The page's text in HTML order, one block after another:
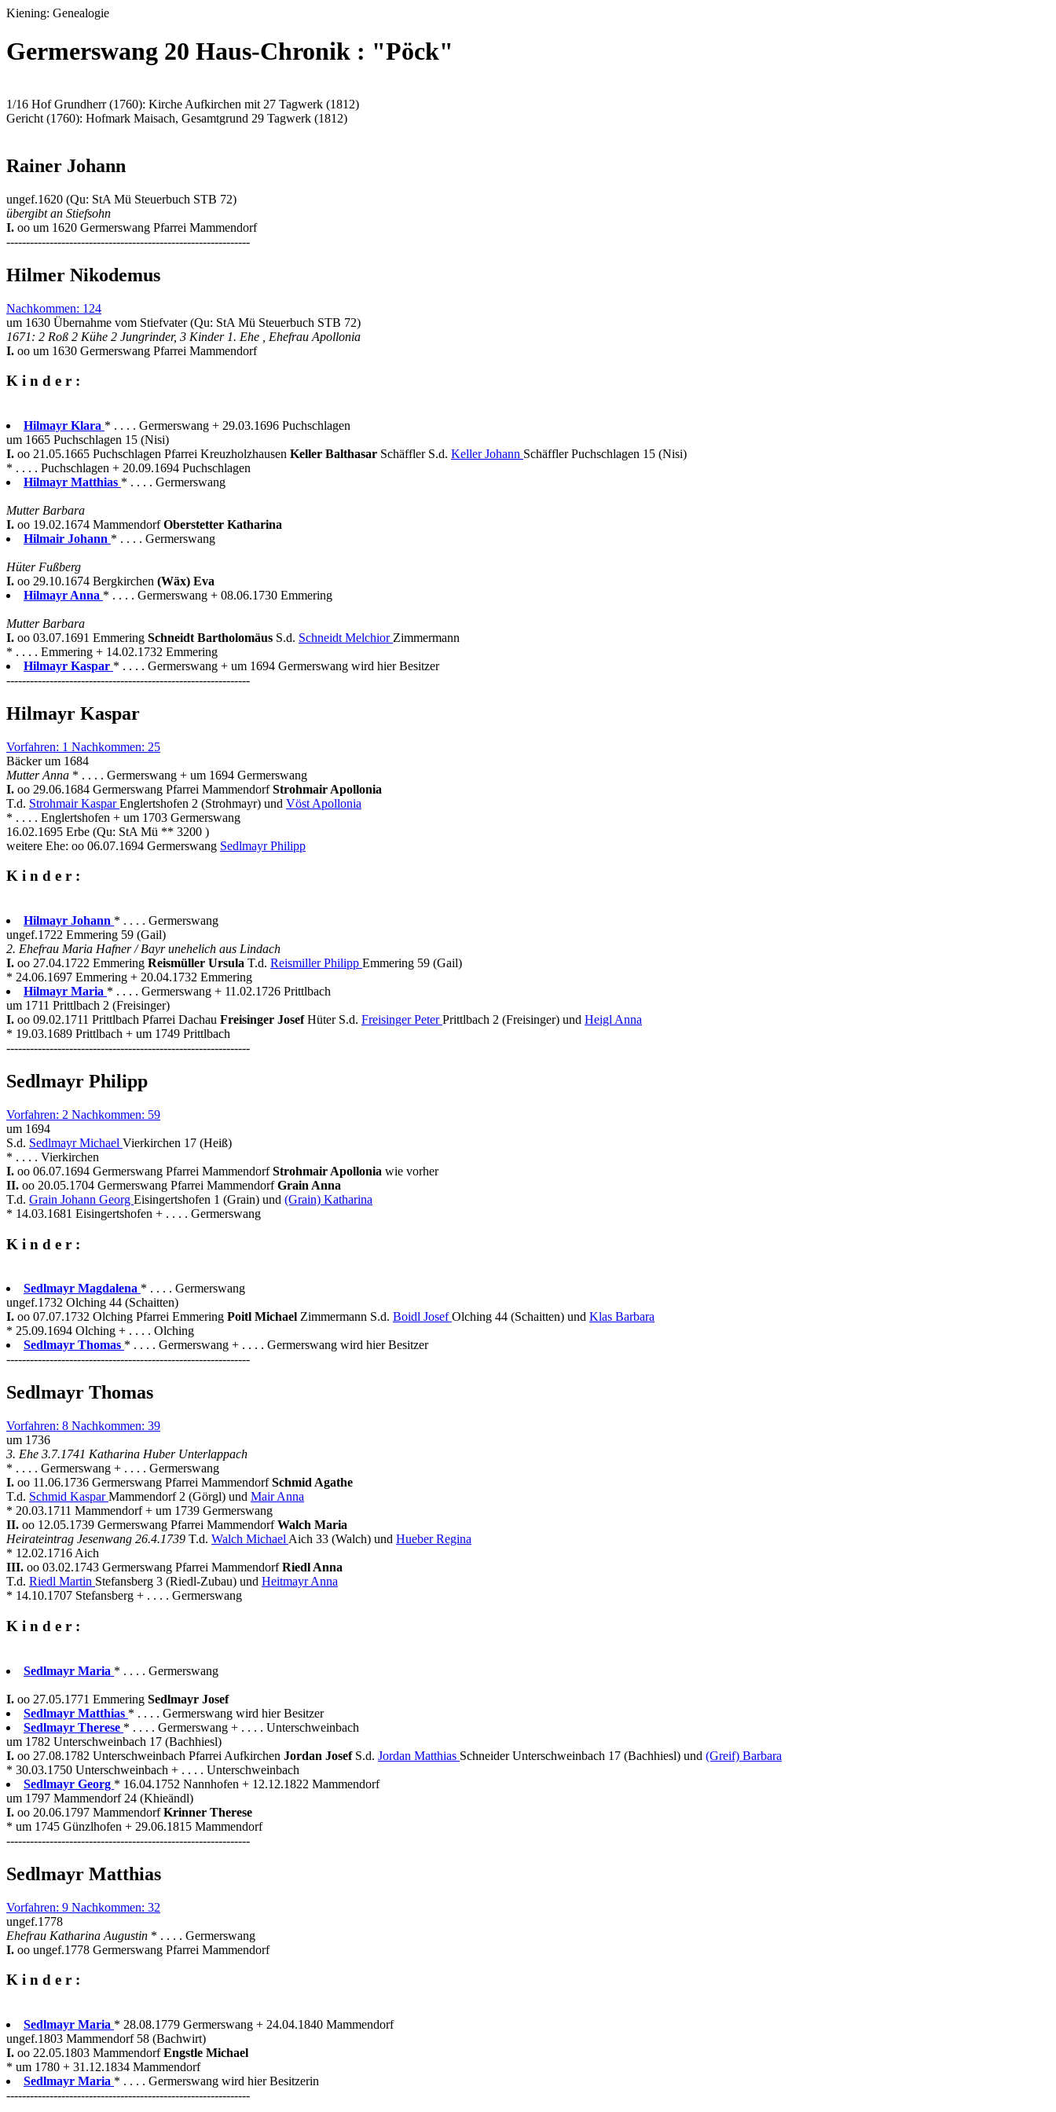
Kiening: Genealogie
Germerswang 20 Haus-Chronik : "Pöck"
1/16 Hof Grundherr (1760): Kirche Aufkirchen mit 27 Tagwerk (1812)
Gericht (1760): Hofmark Maisach, Gesamtgrund 29 Tagwerk (1812)
Rainer Johann
ungef.1620 (Qu: StA Mü Steuerbuch STB 72)
übergibt an Stiefsohn
I. oo um 1620 Germerswang Pfarrei Mammendorf
--------------------------------------------------------------
Hilmer Nikodemus
Nachkommen: 124
um 1630 Übernahme vom Stiefvater (Qu: StA Mü Steuerbuch STB 72)
1671: 2 Roß 2 Kühe 2 Jungrinder, 3 Kinder 1. Ehe , Ehefrau Apollonia
I. oo um 1630 Germerswang Pfarrei Mammendorf
K i n d e r :
Hilmayr Klara * . . . . Germerswang + 29.03.1696 Puchschlagen
um 1665 Puchschlagen 15 (Nisi)
I. oo 21.05.1665 Puchschlagen Pfarrei Kreuzholzhausen Keller Balthasar Schäffler S.d. Keller Johann Schäffler Puchschlagen 15 (Nisi)
* . . . . Puchschlagen + 20.09.1694 Puchschlagen
Hilmayr Matthias * . . . . Germerswang
Mutter Barbara
I. oo 19.02.1674 MammendorfOberstetter Katharina
Hilmair Johann * . . . . Germerswang
Hüter Fußberg
I. oo 29.10.1674 Bergkirchen (Wäx) Eva
Hilmayr Anna * . . . . Germerswang + 08.06.1730 Emmering
Mutter Barbara
I. oo 03.07.1691 Emmering Schneidt Bartholomäus S.d. Schneidt Melchior Zimmermann
* . . . . Emmering + 14.02.1732 Emmering
Hilmayr Kaspar * . . . . Germerswang + um 1694 Germerswang wird hier Besitzer
--------------------------------------------------------------
Hilmayr Kaspar
Vorfahren: 1 Nachkommen: 25
Bäcker um 1684
Mutter Anna * . . . . Germerswang + um 1694 Germerswang
I. oo 29.06.1684 Germerswang Pfarrei Mammendorf Strohmair Apollonia
T.d. Strohmair KasparEnglertshofen 2 (Strohmayr) und Vöst Apollonia
* . . . . Englertshofen + um 1703 Germerswang
16.02.1695 Erbe (Qu: StA Mü ** 3200 )
weitere Ehe: oo 06.07.1694 Germerswang Sedlmayr Philipp
K i n d e r :
Hilmayr Johann * . . . . Germerswang
ungef.1722 Emmering 59 (Gail)
2. Ehefrau Maria Hafner / Bayr unehelich aus Lindach
I. oo 27.04.1722 Emmering Reismüller Ursula T.d. Reismiller Philipp Emmering 59 (Gail)
* 24.06.1697 Emmering + 20.04.1732 Emmering
Hilmayr Maria * . . . . Germerswang + 11.02.1726 Prittlbach
um 1711 Prittlbach 2 (Freisinger)
I. oo 09.02.1711 Prittlbach Pfarrei Dachau Freisinger JosefHüter S.d. Freisinger PeterPrittlbach 2 (Freisinger) und Heigl Anna
* 19.03.1689 Prittlbach + um 1749 Prittlbach
--------------------------------------------------------------
Sedlmayr Philipp
Vorfahren: 2 Nachkommen: 59
um 1694
S.d. Sedlmayr Michael Vierkirchen 17 (Heiß)
* . . . . Vierkirchen
I. oo 06.07.1694 Germerswang Pfarrei Mammendorf Strohmair Apollonia wie vorher
II. oo 20.05.1704 Germerswang Pfarrei Mammendorf Grain Anna
T.d. Grain Johann Georg Eisingertshofen 1 (Grain) und (Grain) Katharina
* 14.03.1681 Eisingertshofen + . . . . Germerswang
K i n d e r :
Sedlmayr Magdalena * . . . . Germerswang
ungef.1732 Olching 44 (Schaitten)
I. oo 07.07.1732 Olching Pfarrei Emmering Poitl Michael Zimmermann S.d. Boidl JosefOlching 44 (Schaitten) und Klas Barbara
* 25.09.1694 Olching + . . . . Olching
Sedlmayr Thomas * . . . . Germerswang + . . . . Germerswang wird hier Besitzer
--------------------------------------------------------------
Sedlmayr Thomas
Vorfahren: 8 Nachkommen: 39
um 1736
3. Ehe 3.7.1741 Katharina Huber Unterlappach
* . . . . Germerswang + . . . . Germerswang
I. oo 11.06.1736 Germerswang Pfarrei Mammendorf Schmid Agathe
T.d. Schmid KasparMammendorf 2 (Görgl) und Mair Anna
* 20.03.1711 Mammendorf + um 1739 Germerswang
II. oo 12.05.1739 Germerswang Pfarrei Mammendorf Walch Maria
Heirateintrag Jesenwang 26.4.1739 T.d. Walch Michael Aich 33 (Walch) und Hueber Regina
* 12.02.1716 Aich
III. oo 03.02.1743 Germerswang Pfarrei Mammendorf Riedl Anna
T.d. Riedl Martin Stefansberg 3 (Riedl-Zubau) und Heitmayr Anna
* 14.10.1707 Stefansberg + . . . . Germerswang
K i n d e r :
Sedlmayr Maria * . . . . Germerswang
I. oo 27.05.1771 Emmering Sedlmayr Josef
Sedlmayr Matthias * . . . . Germerswang wird hier Besitzer
Sedlmayr Therese * . . . . Germerswang + . . . . Unterschweinbach
um 1782 Unterschweinbach 17 (Bachhiesl)
I. oo 27.08.1782 Unterschweinbach Pfarrei Aufkirchen Jordan Josef S.d. Jordan Matthias Schneider Unterschweinbach 17 (Bachhiesl) und (Greif) Barbara
* 30.03.1750 Unterschweinbach + . . . . Unterschweinbach
Sedlmayr Georg * 16.04.1752 Nannhofen + 12.12.1822 Mammendorf
um 1797 Mammendorf 24 (Khieändl)
I. oo 20.06.1797 MammendorfKrinner Therese
* um 1745 Günzlhofen + 29.06.1815 Mammendorf
--------------------------------------------------------------
Sedlmayr Matthias
Vorfahren: 9 Nachkommen: 32
ungef.1778
Ehefrau Katharina Augustin * . . . . Germerswang
I. oo ungef.1778 Germerswang Pfarrei Mammendorf
K i n d e r :
Sedlmayr Maria * 28.08.1779 Germerswang + 24.04.1840 Mammendorf
ungef.1803 Mammendorf 58 (Bachwirt)
I. oo 22.05.1803 MammendorfEngstle Michael
* um 1780 + 31.12.1834 Mammendorf
Sedlmayr Maria * . . . . Germerswang wird hier Besitzerin
--------------------------------------------------------------